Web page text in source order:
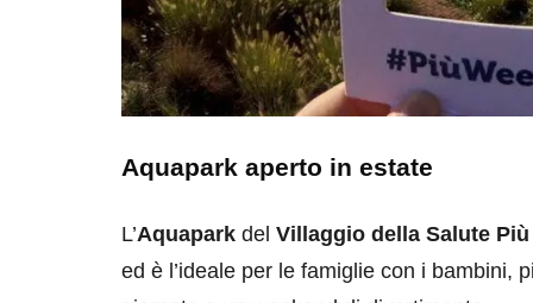
Aquapark aperto in estate
L’Aquapark del Villaggio della Salute Più
ed è l’ideale per le famiglie con i bambini,